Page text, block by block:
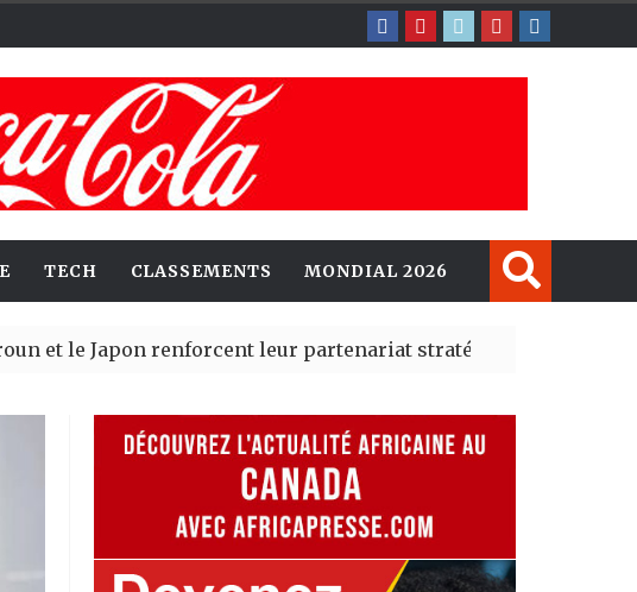
TECH CLASSEMENTS MONDIAL 2026
Japon renforcent leur partenariat stratégique avec un cap sur